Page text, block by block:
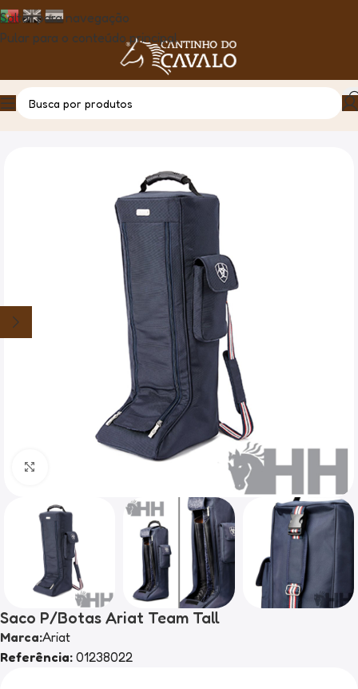
Saltar para navegação
Pular para o conteúdo principal
Casa Produto Saco P/Botas Ariat Team Tall
Saco P/Botas Ariat Team Tall
Marca:Ariat
Referência: 01238022